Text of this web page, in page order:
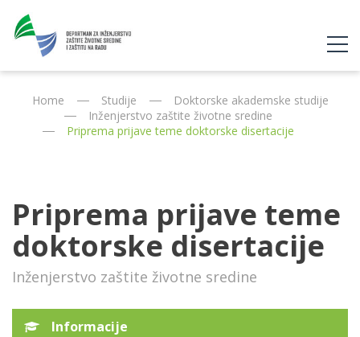
Home Studije
Doktorske akademske studije
Inženjerstvo zaštite životne sredine
Priprema prijave teme doktorske disertacije
Priprema prijave teme
doktorske disertacije
Inženjerstvo zaštite životne sredine
Informacije